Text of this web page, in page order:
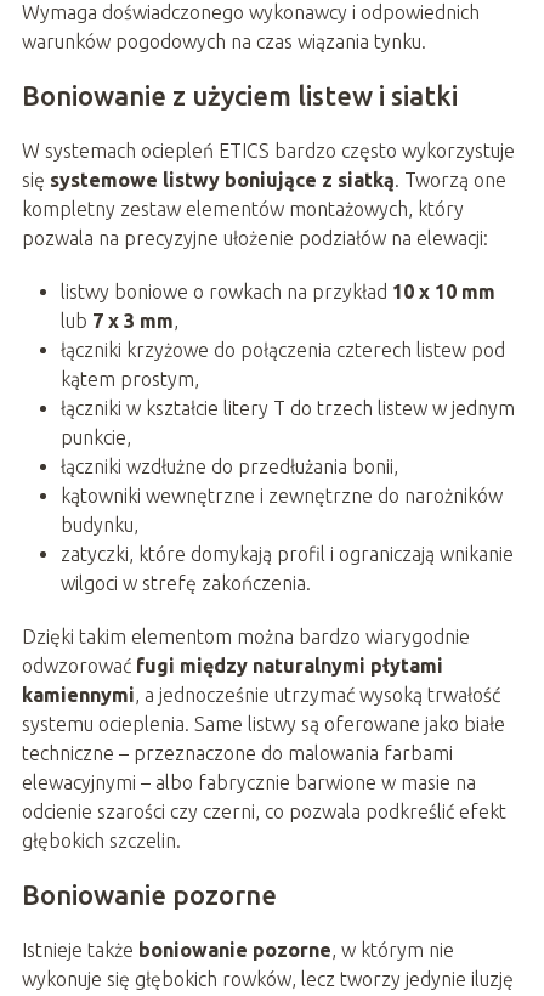
Wymaga doświadczonego wykonawcy i odpowiednich
warunków pogodowych na czas wiązania tynku.
Boniowanie z użyciem listew i siatki
W systemach ociepleń ETICS bardzo często wykorzystuje
się systemowe listwy boniujące z siatką. Tworzą one
kompletny zestaw elementów montażowych, który
pozwala na precyzyjne ułożenie podziałów na elewacji:
listwy boniowe o rowkach na przykład 10 x 10 mm
lub 7 x 3 mm,
łączniki krzyżowe do połączenia czterech listew pod
kątem prostym,
łączniki w kształcie litery T do trzech listew w jednym
punkcie,
łączniki wzdłużne do przedłużania bonii,
kątowniki wewnętrzne i zewnętrzne do narożników
budynku,
zatyczki, które domykają profil i ograniczają wnikanie
wilgoci w strefę zakończenia.
Dzięki takim elementom można bardzo wiarygodnie
odwzorować fugi między naturalnymi płytami
kamiennymi, a jednocześnie utrzymać wysoką trwałość
systemu ocieplenia. Same listwy są oferowane jako białe
techniczne – przeznaczone do malowania farbami
elewacyjnymi – albo fabrycznie barwione w masie na
odcienie szarości czy czerni, co pozwala podkreślić efekt
głębokich szczelin.
Boniowanie pozorne
Istnieje także boniowanie pozorne, w którym nie
wykonuje się głębokich rowków, lecz tworzy jedynie iluzję